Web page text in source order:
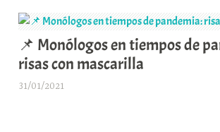
📌 Monólogos en tiempos de
risas con mascarilla
31/01/2021